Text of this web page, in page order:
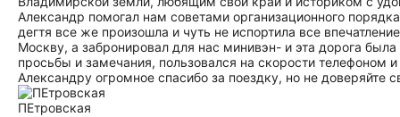
Александр помогал нам советами организационного
дегтя все же произошла и чуть не испортила все
Москву, а забронировал для нас минивэн- и эта дорога
просьбы и замечания, пользовался на скорости телефоном
Александру огромное спасибо за поездку, но не доверяйте
ПЕтровская